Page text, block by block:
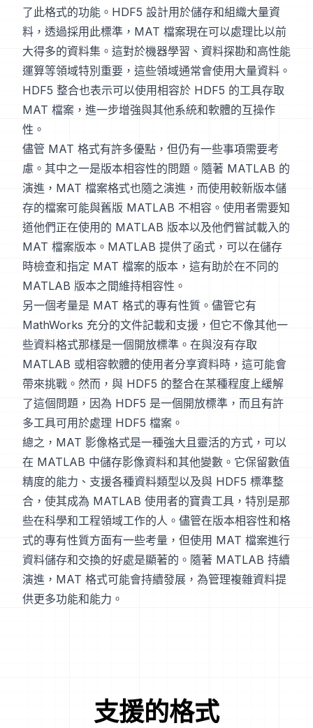
了此格式的功能。HDF5 設計用於儲存和組織大量資
料，透過採用此標準，MAT 檔案現在可以處理比以前
大得多的資料集。這對於機器學習、資料探勘和高性能
運算等領域特別重要，這些領域通常會使用大量資料。
HDF5 整合也表示可以使用相容於 HDF5 的工具存取
MAT 檔案，進一步增強與其他系統和軟體的互操作
性。
儘管 MAT 格式有許多優點，但仍有一些事項需要考
慮。其中之一是版本相容性的問題。隨著 MATLAB 的
演進，MAT 檔案格式也隨之演進，而使用較新版本儲
存的檔案可能與舊版 MATLAB 不相容。使用者需要知
道他們正在使用的 MATLAB 版本以及他們嘗試載入的
MAT 檔案版本。MATLAB 提供了函式，可以在儲存
時檢查和指定 MAT 檔案的版本，這有助於在不同的
MATLAB 版本之間維持相容性。
另一個考量是 MAT 格式的專有性質。儘管它有
MathWorks 充分的文件記載和支援，但它不像其他一
些資料格式那樣是一個開放標準。在與沒有存取
MATLAB 或相容軟體的使用者分享資料時，這可能會
帶來挑戰。然而，與 HDF5 的整合在某種程度上緩解
了這個問題，因為 HDF5 是一個開放標準，而且有許
多工具可用於處理 HDF5 檔案。
總之，MAT 影像格式是一種強大且靈活的方式，可以
在 MATLAB 中儲存影像資料和其他變數。它保留數值
精度的能力、支援各種資料類型以及與 HDF5 標準整
合，使其成為 MATLAB 使用者的寶貴工具，特別是那
些在科學和工程領域工作的人。儘管在版本相容性和格
式的專有性質方面有一些考量，但使用 MAT 檔案進行
資料儲存和交換的好處是顯著的。隨著 MATLAB 持續
演進，MAT 格式可能會持續發展，為管理複雜資料提
供更多功能和能力。
支援的格式